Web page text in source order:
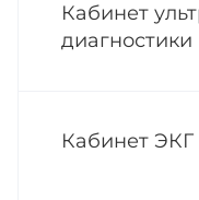
Кабинет
диагностики
Кабинет ЭКГ